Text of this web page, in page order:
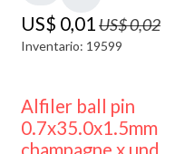
US$ 0,01US$0,02
Inventario: 19599
Alfiler ball pin
0.7x35.0x1.5mm
champagne x und